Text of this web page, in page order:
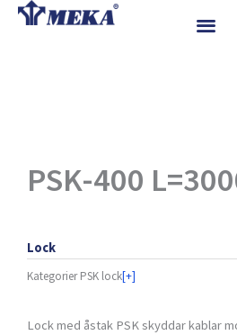
Hoppa
Nedladdningar
Kontakt
PSK-400
Lock
Kategorier PSK lock[+]
Lock med åstak PSK skyddar kablar